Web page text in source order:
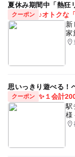
夏休み期間中「熱狂
クーポン
♪オトクな
新
家
思いっきり遊べる！
クーポン ✨１会計
駅
様